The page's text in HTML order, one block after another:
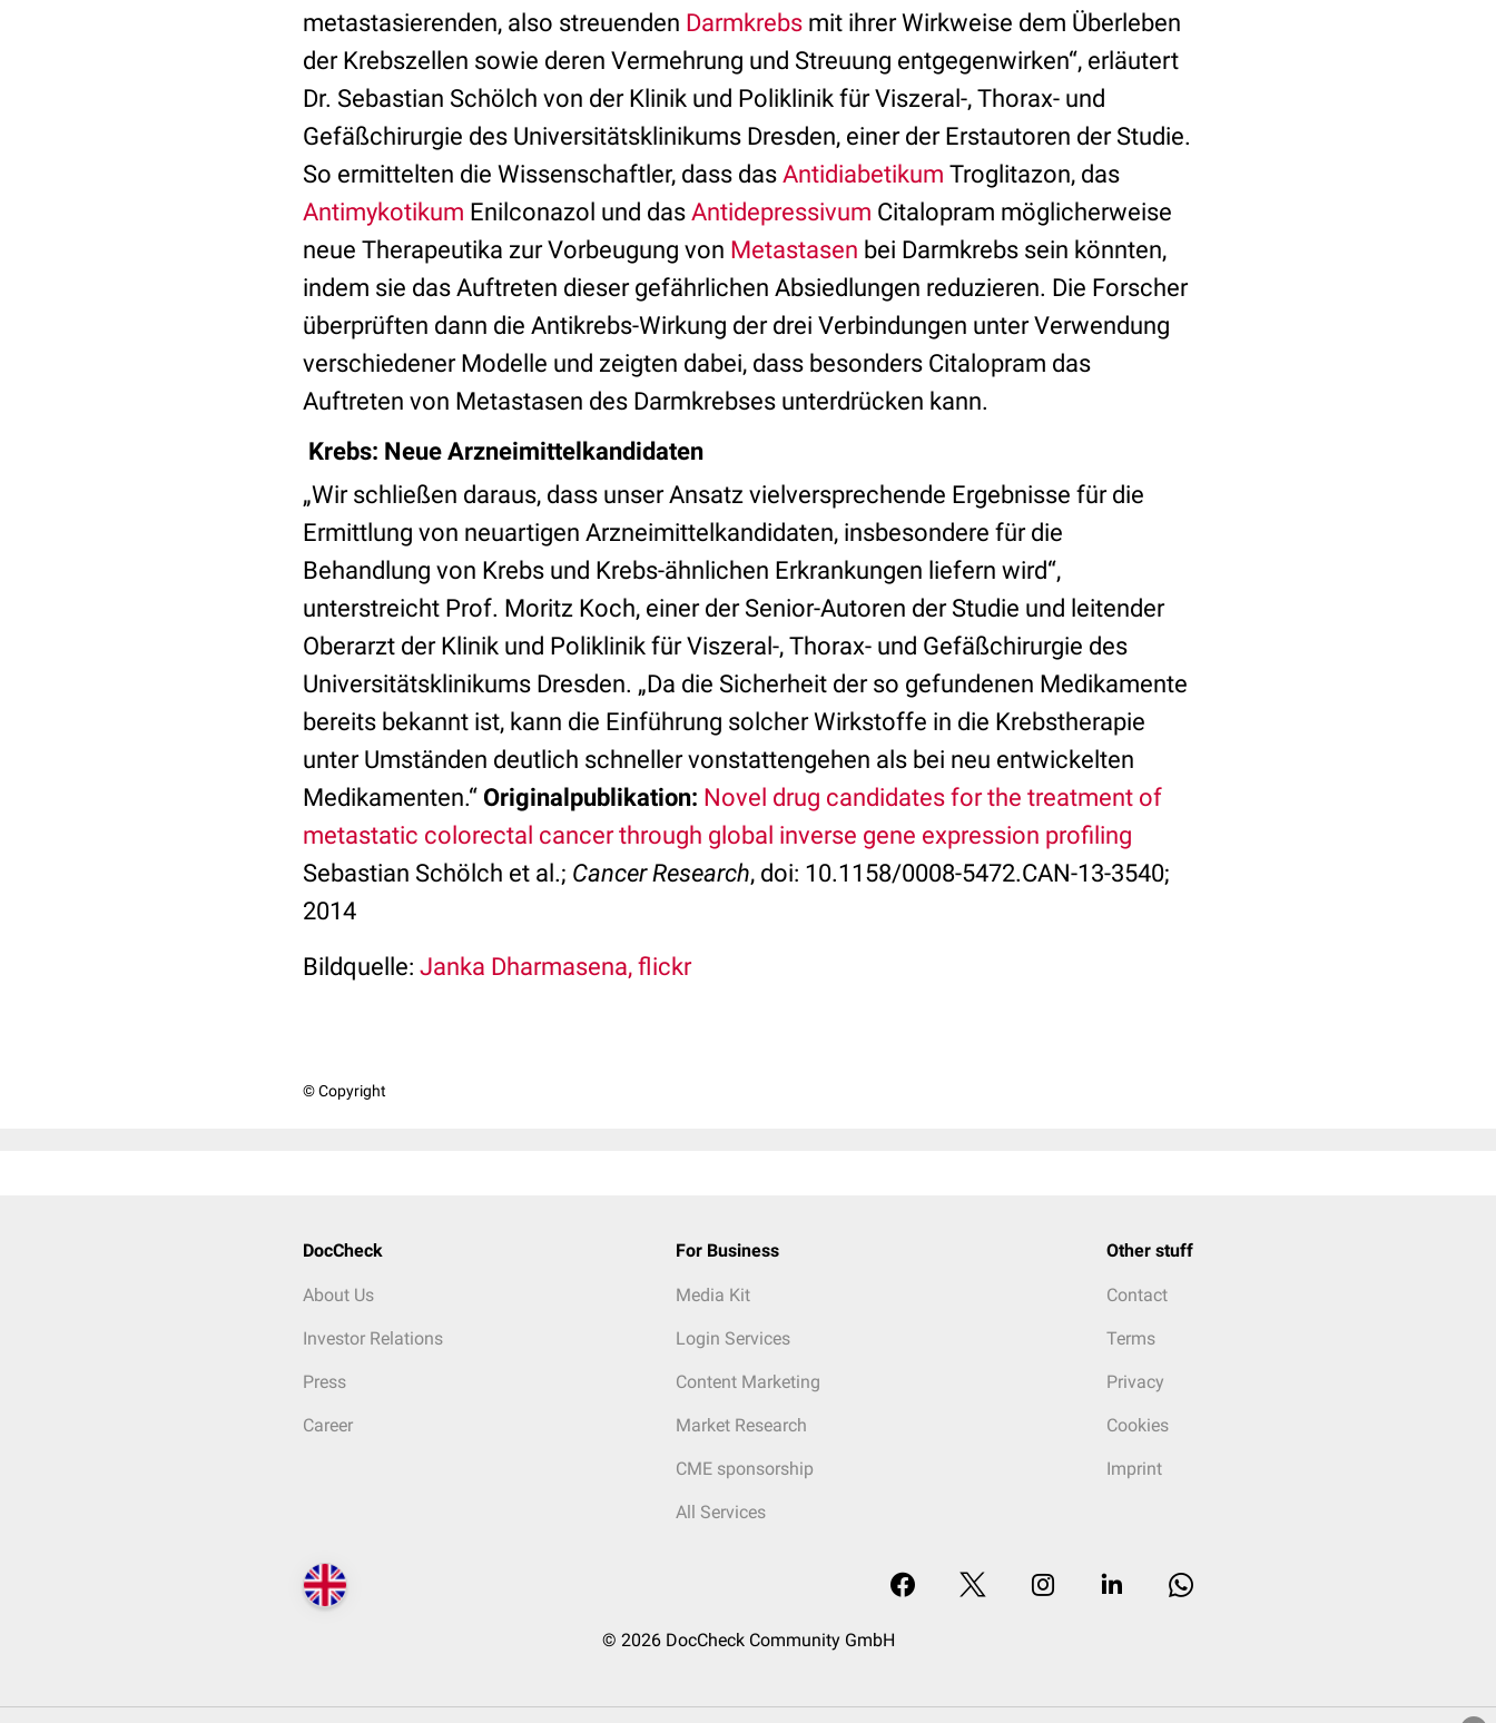
metastasierenden, also streuenden Darmkrebs mit ihrer Wirkweise dem Überleben
der Krebszellen sowie deren Vermehrung und Streuung entgegenwirken“, erläutert
Dr. Sebastian Schölch von der Klinik und Poliklinik für Viszeral-, Thorax- und
Gefäßchirurgie des Universitätsklinikums Dresden, einer der Erstautoren der Studie.
So ermittelten die Wissenschaftler, dass das Antidiabetikum Troglitazon, das
Antimykotikum Enilconazol und das Antidepressivum Citalopram möglicherweise
neue Therapeutika zur Vorbeugung von Metastasen bei Darmkrebs sein könnten,
indem sie das Auftreten dieser gefährlichen Absiedlungen reduzieren. Die Forscher
überprüften dann die Antikrebs-Wirkung der drei Verbindungen unter Verwendung
verschiedener Modelle und zeigten dabei, dass besonders Citalopram das
Auftreten von Metastasen des Darmkrebses unterdrücken kann.
Krebs: Neue Arzneimittelkandidaten
„Wir schließen daraus, dass unser Ansatz vielversprechende Ergebnisse für die
Ermittlung von neuartigen Arzneimittelkandidaten, insbesondere für die
Behandlung von Krebs und Krebs-ähnlichen Erkrankungen liefern wird“,
unterstreicht Prof. Moritz Koch, einer der Senior-Autoren der Studie und leitender
Oberarzt der Klinik und Poliklinik für Viszeral-, Thorax- und Gefäßchirurgie des
Universitätsklinikums Dresden. „Da die Sicherheit der so gefundenen Medikamente
bereits bekannt ist, kann die Einführung solcher Wirkstoffe in die Krebstherapie
unter Umständen deutlich schneller vonstattengehen als bei neu entwickelten
Medikamenten.“ Originalpublikation: Novel drug candidates for the treatment of
metastatic colorectal cancer through global inverse gene expression profiling
Sebastian Schölch et al.; Cancer Research, doi: 10.1158/0008-5472.CAN-13-3540;
2014
Bildquelle: Janka Dharmasena, flickr
© Copyright
DocCheck
About Us
Investor Relations
Press
Career
For Business
Media Kit
Login Services
Content Marketing
Market Research
CME sponsorship
All Services
Other stuff
Contact
Terms
Privacy
Cookies
Imprint
© 2026 DocCheck Community GmbH